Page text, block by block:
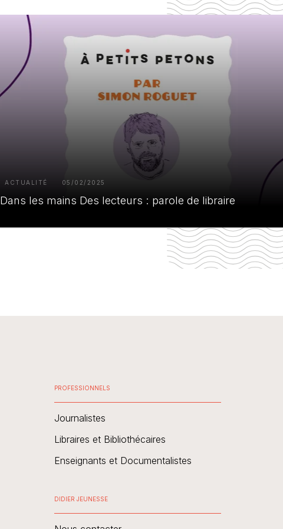
ACTUALITÉ 05/02/2025
Dans les mains Des lecteurs : parole de libraire
PROFESSIONNELS
Journalistes
Libraires et Bibliothécaires
Enseignants et Documentalistes
DIDIER JEUNESSE